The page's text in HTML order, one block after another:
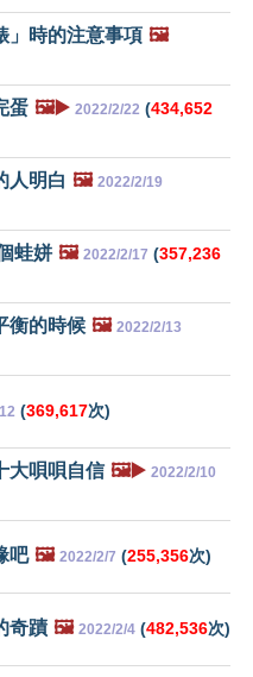
」時的注意事項 🖼️
蛋 🖼️▶️ 2022/2/22 (434,652
人明白 🖼️ 2022/2/19
蛙姘 🖼️ 2022/2/17 (357,236
衡的時候 🖼️ 2022/2/13
(369,617次)
大唄唄自信 🖼️▶️ 2022/2/10
吧 🖼️ 2022/2/7 (255,356次)
奇蹟 🖼️ 2022/2/4 (482,536次)